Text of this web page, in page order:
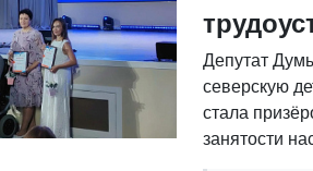
Депутат
северскую
стала
занятости